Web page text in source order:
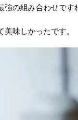
強の組み合わせです
味しかったです。